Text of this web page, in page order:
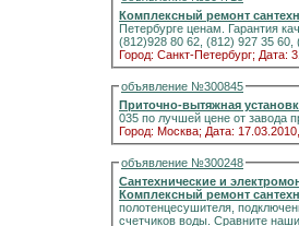
Комплексный ремонт
Петербурге ценам. Гарантия
(812)928 80 62, (812) 927 35 60,
Город: Санкт-Петербург; Дата:
объявление №300845
Приточно-вытяжная
Город: Москва; Дата:
объявление №300248
Сантехнические и
Комплексный ремонт
полотенцесушителя,